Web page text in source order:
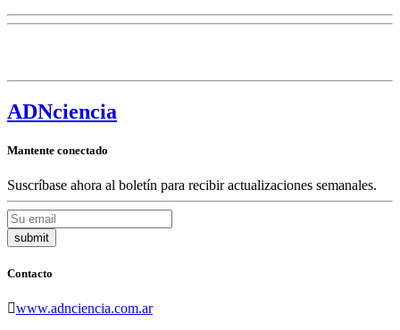
ADNciencia
Mantente conectado
Suscríbase ahora al boletín para recibir actualizaciones semanales.
Contacto
www.adnciencia.com.ar